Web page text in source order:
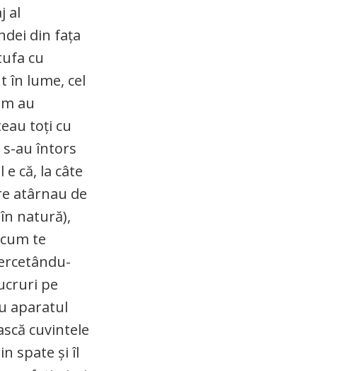
al
din fața
cu
în lume, cel
au
toți cu
au întors
că, la câte
atârnau de
natură),
te
pe
aparatul
cuvintele
spate și îl